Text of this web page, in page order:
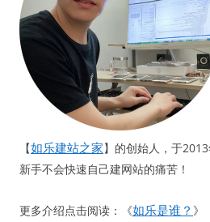
【如乐建站之家】的创始人，于
新手不会快速自己建网站的痛苦！
更多介绍点击阅读：《如乐是谁？ 》